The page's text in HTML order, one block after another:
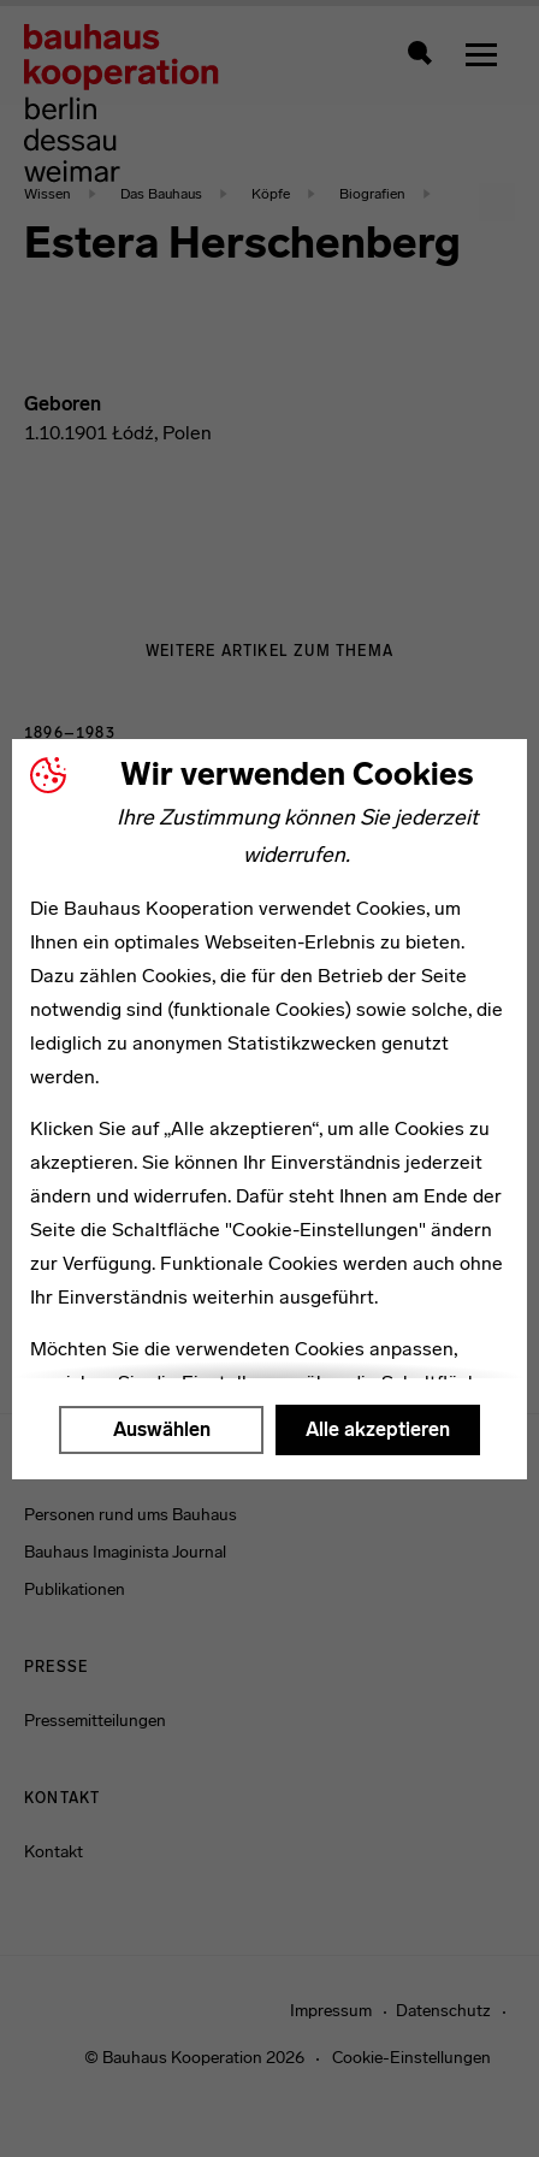
Wir verwenden Cookies
Ihre Zustimmung können Sie jederzeit
widerrufen.
Die Bauhaus Kooperation verwendet Cookies, um
Ihnen ein optimales Webseiten-Erlebnis zu bieten.
Dazu zählen Cookies, die für den Betrieb der Seite
notwendig sind (funktionale Cookies) sowie solche, die
lediglich zu anonymen Statistikzwecken genutzt
werden.
Klicken Sie auf „Alle akzeptieren“, um alle Cookies zu
akzeptieren. Sie können Ihr Einverständnis jederzeit
ändern und widerrufen. Dafür steht Ihnen am Ende der
Seite die Schaltfläche "Cookie-Einstellungen" ändern
zur Verfügung. Funktionale Cookies werden auch ohne
Ihr Einverständnis weiterhin ausgeführt.
Möchten Sie die verwendeten Cookies anpassen,
erreichen Sie die Einstellungen über die Schaltfläche
"Auswählen".
Auswählen Alle akzeptieren
Zeigt
Wissen Das Bauhaus Köpfe Biografien
Estera Herschenberg
Geboren
1.10.1901 Łódź, Polen
WEITERE ARTIKEL ZUM THEMA
Paul Roelof Citroen
1896–1983
Herbert Günther
* 1902
Karl Herrmann Haupt
1904–1983
Menulinks
Personen rund ums Bauhaus
Bauhaus Imaginista Journal
Publikationen
PRESSE
Pressemitteilungen
KONTAKT
Kontakt
Impressum Datenschutz
© Bauhaus Kooperation 2026 Cookie-Einstellungen